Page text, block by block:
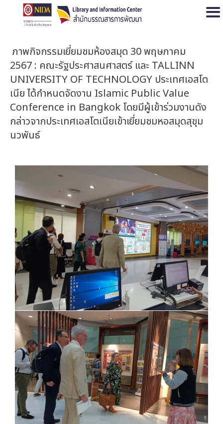
ภาพกิจกรรมเยี่ยมชมห้องสมุด 30 พฤษภาคม
2567 : คณะรัฐประศาสนศาสตร์ และ TALLINN
UNIVERSITY OF TECHNOLOGY ประเทศเอสโต
เนีย ได้กำหนดจัดงาน Islamic Public Value
Conference in Bangkok โดยมีผู้เข้าร่วมงานดัง
กล่าวจากประเทศเอสโตเนียเข้าเยี่ยมชมหอสมุดสุขุม
นวพันธ์